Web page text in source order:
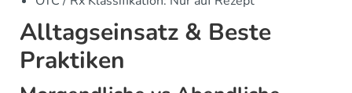
Alltagseinsatz & Beste
Praktiken